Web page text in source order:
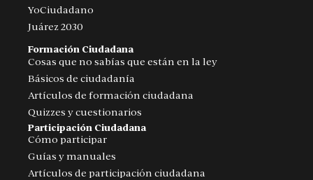
YoCiudadano
Juárez 2030
Formación Ciudadana
Cosas que no sabías que están en la ley
Básicos de ciudadanía
Artículos de formación ciudadana
Quizzes y cuestionarios
Participación Ciudadana
Cómo participar
Guías y manuales
Artículos de participación ciudadana